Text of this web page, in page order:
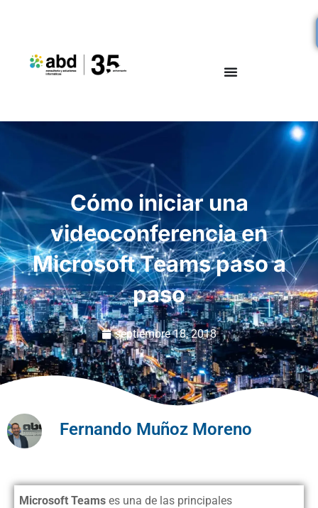
Cómo iniciar una
videoconferencia en
Microsoft Teams paso a
paso
septiembre 18, 2018
Fernando Muñoz Moreno
Microsoft Teams es una de las principales